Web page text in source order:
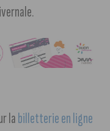
labilletterie en ligne